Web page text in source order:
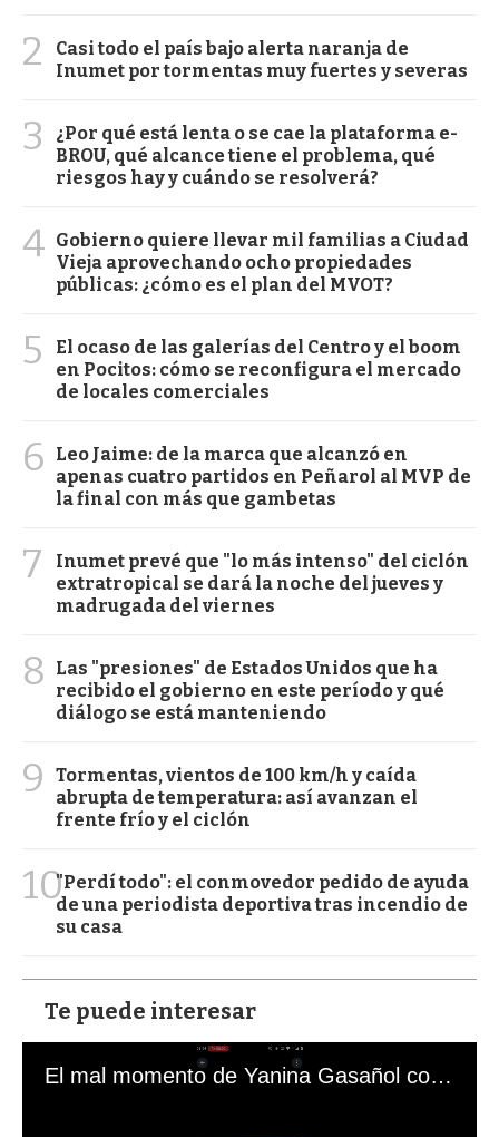
2
Casi todo el país bajo alerta naranja de
Inumet por tormentas muy fuertes y severas
3
¿Por qué está lenta o se cae la plataforma e-
BROU, qué alcance tiene el problema, qué
riesgos hay y cuándo se resolverá?
4 Gobierno quiere llevar mil familias a Ciudad
Vieja aprovechando ocho propiedades
públicas: ¿cómo es el plan del MVOT?
5
El ocaso de las galerías del Centro y el boom
en Pocitos: cómo se reconfigura el mercado
de locales comerciales
6
Leo Jaime: de la marca que alcanzó en
apenas cuatro partidos en Peñarol al MVP de
la final con más que gambetas
7
Inumet prevé que "lo más intenso" del ciclón
extratropical se dará la noche del jueves y
madrugada del viernes
8
Las "presiones" de Estados Unidos que ha
recibido el gobierno en este período y qué
diálogo se está manteniendo
9
Tormentas, vientos de 100 km/h y caída
abrupta de temperatura: así avanzan el
frente frío y el ciclón
10"Perdí todo": el conmovedor pedido de ayuda
de una periodista deportiva tras incendio de
su casa
Te puede interesar
El mal momento de Yanina Gasañol con un hincha argentino en "Subrayado"